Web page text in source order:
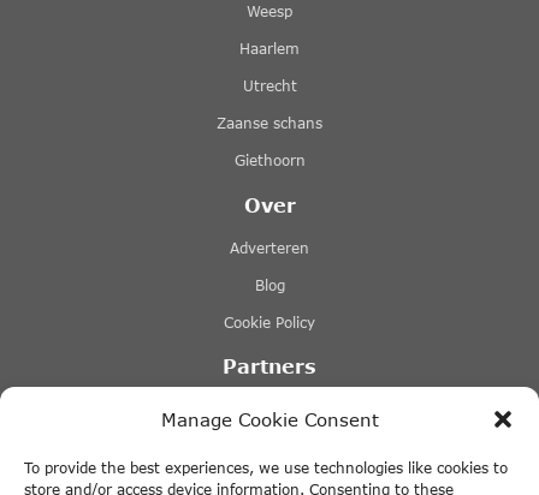
Manage Cookie Consent
To provide the best experiences, we use technologies like cookies to
store and/or access device information. Consenting to these
Weesp
Haarlem
Utrecht
Zaanse schans
Giethoorn
Over
Adverteren
Blog
Cookie Policy
Partners
Rederij Lovers
Tours & Tickets Amsterdam